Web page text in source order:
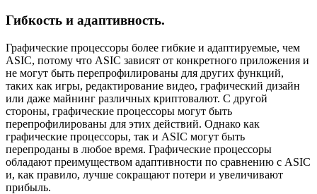
Гибкость и адаптивность.
Графические процессоры более гибкие и адаптируемые, чем
ASIC, потому что ASIC зависят от конкретного приложения и
не могут быть перепрофилированы для других функций,
таких как игры, редактирование видео, графический дизайн
или даже майнинг различных криптовалют. С другой
стороны, графические процессоры могут быть
перепрофилированы для этих действий. Однако как
графические процессоры, так и ASIC могут быть
перепроданы в любое время. Графические процессоры
обладают преимуществом адаптивности по сравнению с ASIC
и, как правило, лучше сокращают потери и увеличивают
прибыль.